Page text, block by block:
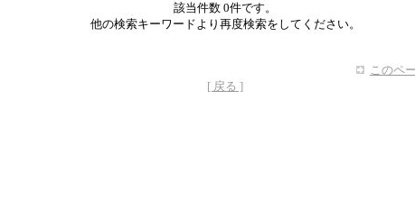
該当件数 0件です。
他の検索キーワードより再度検索をしてください。
このペ
[ 戻る ]